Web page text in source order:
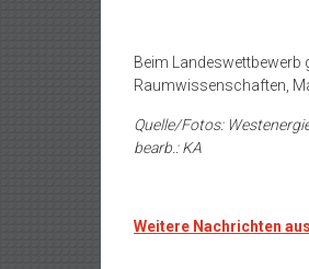
Beim Landeswettbewerb
Raumwissenschaften,
Quelle/Fotos:
bearb.: KA
Weitere Nachrichten